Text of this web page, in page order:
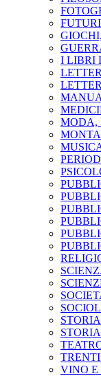
I LIBRI
MODA,
VINO E